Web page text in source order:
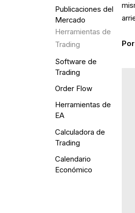
Publicaciones del
Mercado
Herramientas de
Trading
Software de
Trading
Order Flow
Herramientas de
EA
Calculadora de
Trading
Calendario
Económico